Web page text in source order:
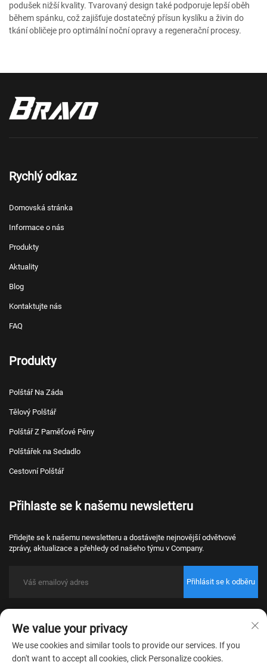
podušek nižší kvality. Tvarovaný design také podporuje lepší oběh
během spánku, což zajišťuje dostatečný přísun kyslíku a živin do
tkání obličeje pro optimální noční opravy a regenerační procesy.
Rychlý odkaz
Domovská stránka
Informace o nás
Produkty
Aktuality
Blog
Kontaktujte nás
FAQ
Produkty
Polštář Na Záda
Tělový Polštář
Polštář Z Paměťové Pěny
Polštářek na Sedadlo
Cestovní Polštář
Přihlaste se k našemu newsletteru
Přidejte se k našemu newsletteru a dostávejte nejnovější odvětvové
zprávy, aktualizace a přehledy od našeho týmu v Company.
Přihlásit se k odběru
práva vyhrazena.
Zásady ochrany osobních údajů
We value your privacy
We use cookies and similar tools to provide our services. If you
don't want to accept all cookies, click Personalize cookies.